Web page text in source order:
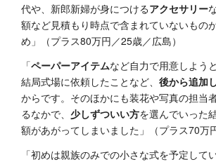
代や、新郎新婦が身につけるアクセサリー
額など見積もり時点で含まれていないもの
め」（プラス80万円／25歳／広島）
「ペーパーアイテムなど自力で用意しよう
結局式場に依頼したことなど、 後から追加
からです。そのほかにも装花や写真の担当
るなかで、 少しずついい方を選んでいった
額があがってしまいました」（プラス70万
「初めは親族のみでの小さな式を予定して